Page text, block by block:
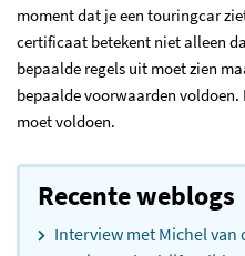
moment dat je een touringcar
certificaat betekent niet alleen
bepaalde regels uit moet zien
bepaalde voorwaarden
moet voldoen.
Recente weblogs
Interview met Michel van